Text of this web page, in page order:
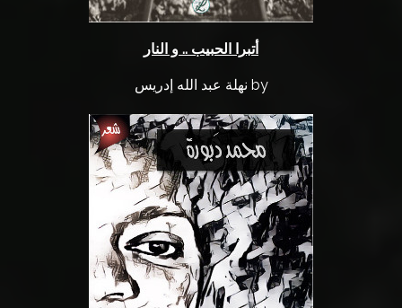
أتبرا الحبيب .. و النار
by نهلة عبد الله إدريس